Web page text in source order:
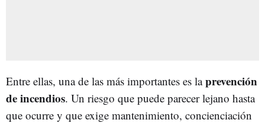
Entre ellas, una de las más importantes es laprevención
de incendios. Un riesgo que puede parecer lejano hasta
que ocurre y que exige mantenimiento, concienciación